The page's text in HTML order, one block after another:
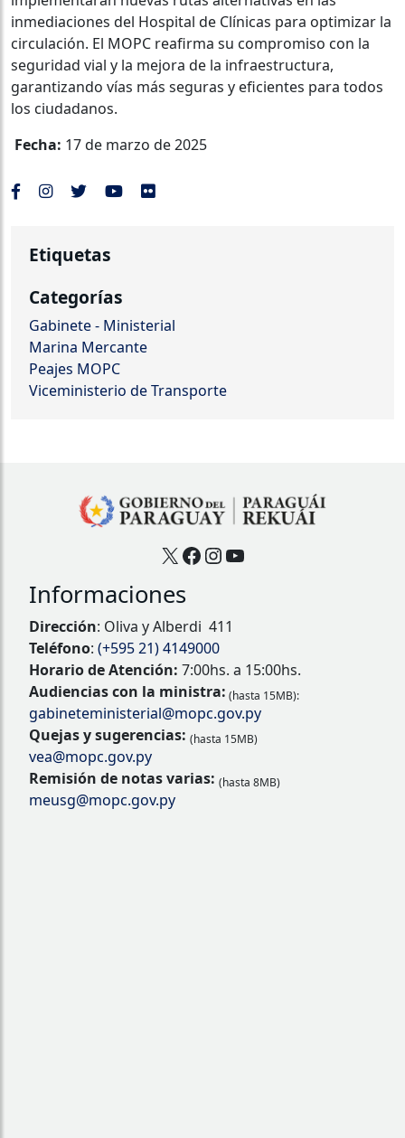
inmediaciones del Hospital de Clínicas para optimizar la
circulación. El MOPC reafirma su compromiso con la
seguridad vial y la mejora de la infraestructura,
garantizando vías más seguras y eficientes para todos
los ciudadanos.
Fecha: 17 de marzo de 2025
Etiquetas
Categorías
Gabinete - Ministerial
Marina Mercante
Peajes MOPC
Viceministerio de Transporte
X Facebook
Instagram
YouTube
Informaciones
Dirección: Oliva y Alberdi 411
Teléfono: (+595 21) 4149000
Horario de Atención: 7:00hs. a 15:00hs.
Audiencias con la ministra: (hasta 15MB):
gabineteministerial@mopc.gov.py
Quejas y sugerencias: (hasta 15MB)
vea@mopc.gov.py
Remisión de notas varias: (hasta 8MB)
meusg@mopc.gov.py